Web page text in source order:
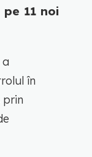
11 noi
în
prin